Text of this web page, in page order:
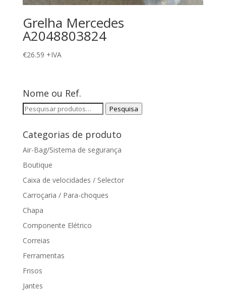
Grelha Mercedes
A2048803824
€26.59 +IVA
Nome ou Ref.
Pesquisar
Pesquisa
Categorias de produto
Air-Bag/Sistema de segurança
Boutique
Caixa de velocidades / Selector
Carroçaria / Para-choques
Chapa
Componente Elétrico
Correias
Ferramentas
Frisos
Jantes